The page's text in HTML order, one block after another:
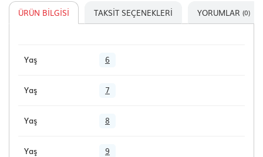
ÜRÜN BILGISI TAKSIT SEÇENEKLERI YORUMLAR (0)
Yaş 6
Yaş 7
Yaş 8
Yaş 9